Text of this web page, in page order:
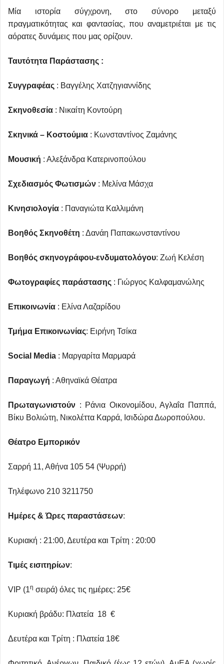
Μία ιστορία σύγχρονη, στο σύνορο μεταξύ
πραγματικότητας και φαντασίας, που αναμετριέται με τις
αόρατες δυνάμεις που μας ορίζουν.
Ταυτότητα Παράστασης :
Συγγραφέας : Βαγγέλης Χατζηγιαννίδης
Σκηνοθεσία : Νικαίτη Κοντούρη
Σκηνικά – Κοστούμια : Κωνσταντίνος Ζαμάνης
Μουσική : Αλεξάνδρα Κατερινοπούλου
Σχεδιασμός Φωτισμών : Μελίνα Μάσχα
Κινησιολογία : Παναγιώτα Καλλιμάνη
Βοηθός Σκηνοθέτη : Δανάη Παπακωνσταντίνου
Βοηθός σκηνογράφου-ενδυματολόγου: Ζωή Κελέση
Φωτογραφίες παράστασης : Γιώργος Καλφαμανώλης
Επικοινωνία : Ελίνα Λαζαρίδου
Τμήμα Επικοινωνίας: Ειρήνη Τσίκα
Social Media : Μαργαρίτα Μαρμαρά
Παραγωγή : Αθηναϊκά Θέατρα
Πρωταγωνιστούν : Ράνια Οικονομίδου, Αγλαΐα Παππά,
Βίκυ Βολιώτη, Νικολέττα Καρρά, Ισιδώρα Δωροπούλου.
Θέατρο Εμπορικόν
Σαρρή 11, Αθήνα 105 54 (Ψυρρή)
Τηλέφωνο 210 3211750
Ημέρες & Ώρες παραστάσεων:
Κυριακή : 21:00, Δευτέρα και Τρίτη : 20:00
Τιμές εισιτηρίων:
VIP (1η σειρά) όλες τις ημέρες: 25€
Κυριακή βράδυ: Πλατεία 18 €
Δευτέρα και Τρίτη : Πλατεία 18€